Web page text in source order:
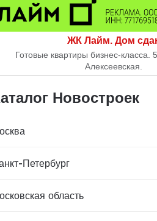
ЖК Лайм. Дом
Готовые квартиры бизнес-класса.
Алексеевская.
Новостроек
Петербург
область